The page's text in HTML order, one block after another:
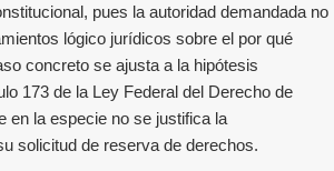
pues la autoridad demandada no
lógico jurídicos sobre el por qué
concreto se ajusta a la hipótesis
173 de la Ley Federal del Derecho de
en la especie no se justifica la
solicitud de reserva de derechos.